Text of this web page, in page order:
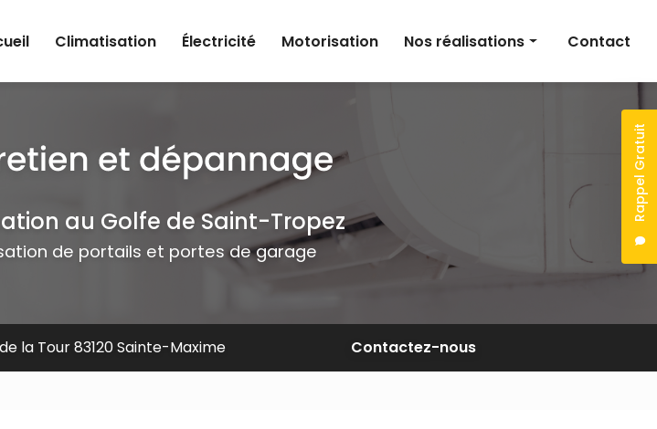
Rappel Gratuit
Climatisation Électricité Motorisation Nos réalisations Contact
au Golfe de Saint-Tropez
de portails et portes de garage
la Tour 83120 Sainte-Maxime Contactez-nous